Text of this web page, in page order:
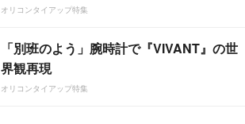
オリコンタイアップ特集
「別班のよう」腕時計で『VIVANT』の世
界観再現
オリコンタイアップ特集